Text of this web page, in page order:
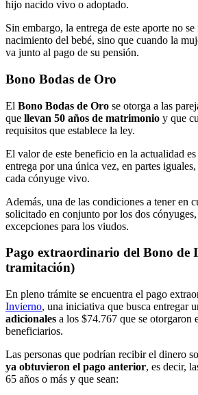
hijo nacido vivo o adoptado.
Sin embargo, la entrega de este aporte no
nacimiento del bebé, sino que cuando la
va junto al pago de su pensión.
Bono Bodas de Oro
El Bono Bodas de Oro se otorga a las
que llevan 50 años de matrimonio y que
requisitos que establece la ley.
El valor de este beneficio en la actualidad es
entrega por una única vez, en partes iguales,
cada cónyuge vivo.
Además, una de las condiciones a tener en
solicitado en conjunto por los dos
excepciones para los viudos.
Pago extraordinario del Bono de
tramitación)
En pleno trámite se encuentra el pago
Invierno, una iniciativa que busca entregar
adicionales a los $74.767 que se otorgaron
beneficiarios.
Las personas que podrían recibir el dinero
ya obtuvieron el pago anterior, es decir,
65 años o más y que sean: